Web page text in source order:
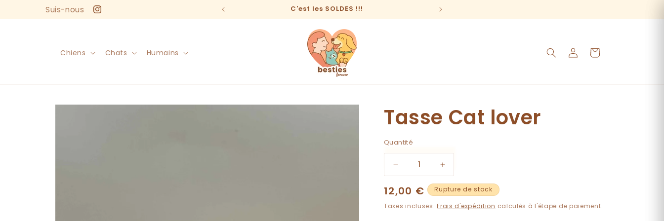
au
Suis-nous Instagram
C'est les SOLDES !!!
Chiens Chats Humains ConnexionPanier
Passer aux
Tasse Cat lover
Quantité
Quantité
Réduire
la
quantité
Tasse
Augmenter
la
quantité
Tasse
Prix
habituel
12,00 €
Rupture de stock
Taxes incluses.Frais d'expédition calculés à l'étape de paiement.